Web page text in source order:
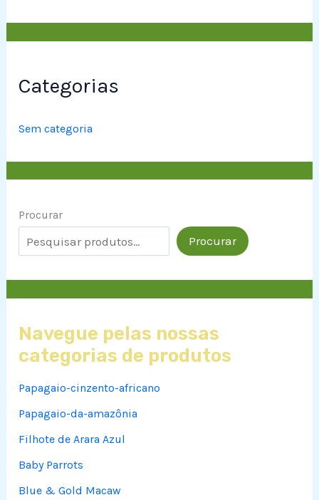
Categorias
Sem categoria
Procurar
Procurar
Navegue pelas nossas
categorias de produtos
Papagaio-cinzento-africano
Papagaio-da-amazônia
Filhote de Arara Azul
Baby Parrots
Blue & Gold Macaw